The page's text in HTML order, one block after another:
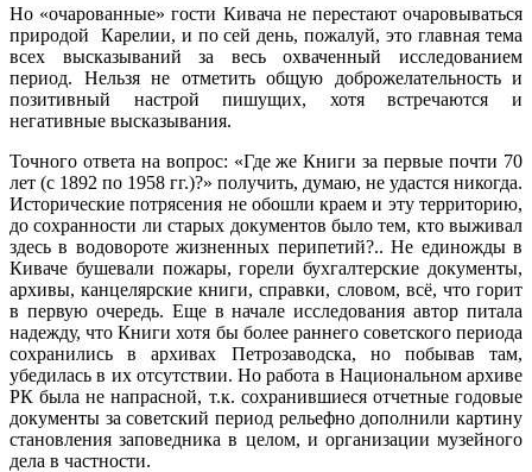
Но «очарованные» гости Кивача не перестают очаровываться
природой Карелии, и по сей день, пожалуй, это главная тема
всех высказываний за весь охваченный исследованием
период. Нельзя не отметить общую доброжелательность и
позитивный настрой пишущих, хотя встречаются и
негативные высказывания.
Точного ответа на вопрос: «Где же Книги за первые почти 70
лет (с 1892 по 1958 гг.)?» получить, думаю, не удастся никогда.
Исторические потрясения не обошли краем и эту территорию,
до сохранности ли старых документов было тем, кто выживал
здесь в водовороте жизненных перипетий?.. Не единожды в
Киваче бушевали пожары, горели бухгалтерские документы,
архивы, канцелярские книги, справки, словом, всё, что горит
в первую очередь. Еще в начале исследования автор питала
надежду, что Книги хотя бы более раннего советского периода
сохранились в архивах Петрозаводска, но побывав там,
убедилась в их отсутствии. Но работа в Национальном архиве
РК была не напрасной, т.к. сохранившиеся отчетные годовые
документы за советский период рельефно дополнили картину
становления заповедника в целом, и организации музейного
дела в частности.